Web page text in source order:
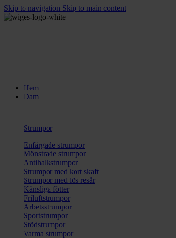
Skip to navigation Skip to main content
Hem
Dam
Strumpor
Enfärgade strumpor
Mönstrade strumpor
Antihalkstrumpor
Strumpor med kort skaft
Strumpor med lös resår
Känsliga fötter
Friluftstrumpor
Arbetsstrumpor
Sportstrumpor
Stödstrumpor
Varma strumpor